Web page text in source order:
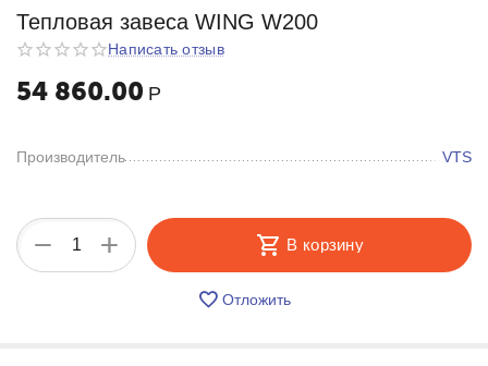
Тепловая завеса WING W200
Написать отзыв
54 860.00 Р
Производитель VTS
+
− В корзину
Отложить